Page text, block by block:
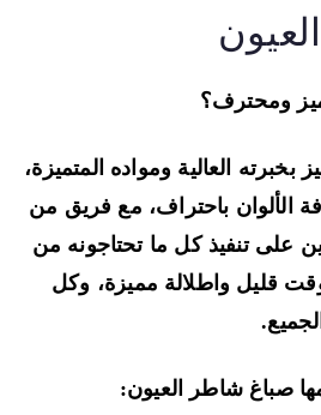
العالية ومواده المتميزة،
باحتراف، مع فريق من
تنفيذ كل ما تحتاجونه من
واطلالة مميزة، وكل
شاطر العيون: